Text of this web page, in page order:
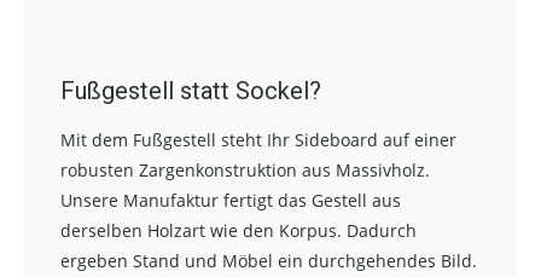
Fußgestell statt Sockel?
Mit dem Fußgestell steht Ihr Sideboard auf einer
robusten Zargenkonstruktion aus Massivholz.
Unsere Manufaktur fertigt das Gestell aus
derselben Holzart wie den Korpus. Dadurch
ergeben Stand und Möbel ein durchgehendes Bild.